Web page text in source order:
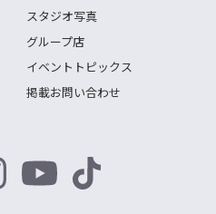
スタジオ写真
グループ店
イベントトピックス
掲載お問い合わせ